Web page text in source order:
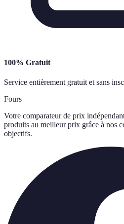
100% Gratuit
Service entièrement gratuit et sans
Fours
Votre comparateur de prix
produits au meilleur prix grâce à nos
objectifs.